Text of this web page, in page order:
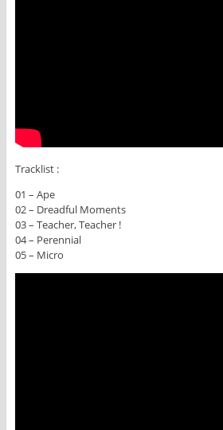
Tracklist :
01 – Ape
02 – Dreadful Moments
03 – Teacher, Teacher !
04 – Perennial
05 – Micro